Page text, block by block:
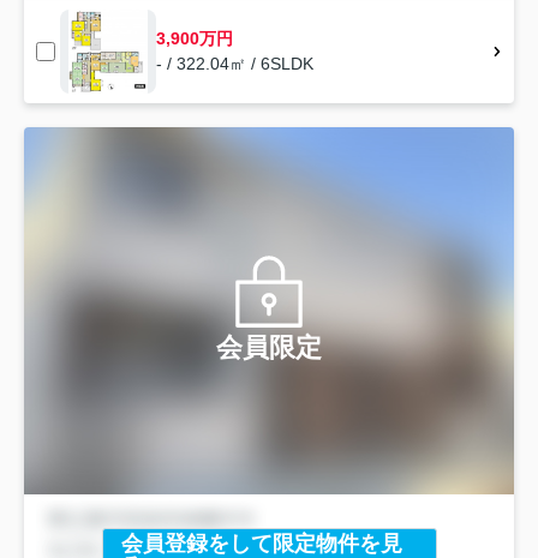
3,900万円
- / 322.04㎡ / 6SLDK
会員限定
会員登録をして限定物件を見